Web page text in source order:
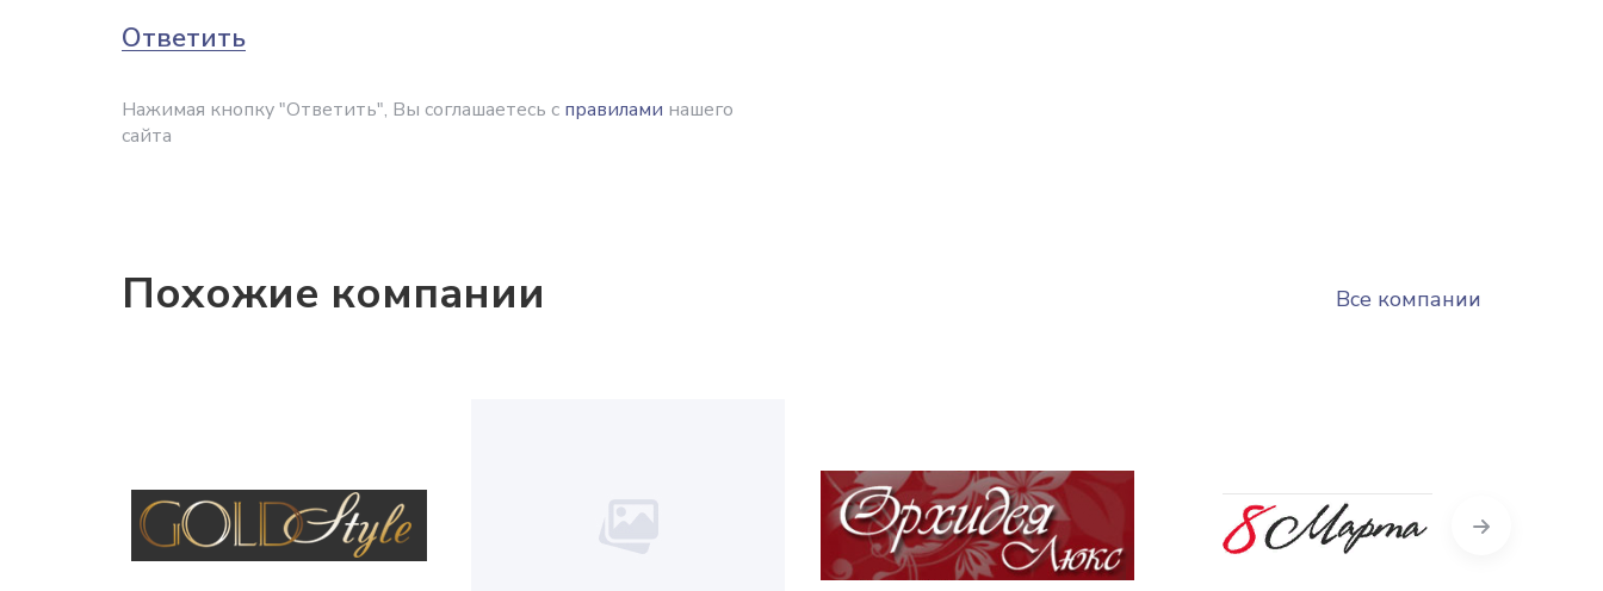
Ответить
Нажимая кнопку "Ответить", Вы соглашаетесь с правилами нашего
сайта
Похожие компании Все компании